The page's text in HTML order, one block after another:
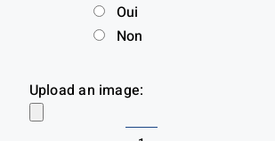
Oui
Non
Upload an image: